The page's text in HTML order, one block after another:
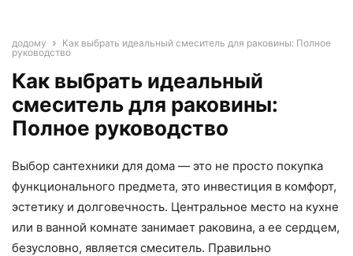
додому
Как выбрать идеальный смеситель для раковины: Полное
руководство
Как выбрать идеальный
смеситель для раковины:
Полное руководство
Выбор сантехники для дома — это не просто покупка
функционального предмета, это инвестиция в комфорт,
эстетику и долговечность. Центральное место на кухне
или в ванной комнате занимает раковина, а ее сердцем,
безусловно, является смеситель. Правильно